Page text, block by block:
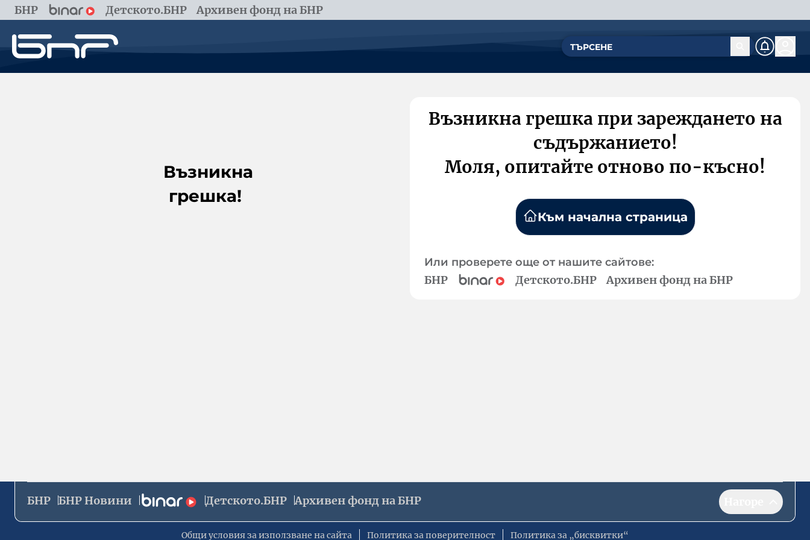
БНР Детското.БНР Архивен фонд на БНР
Възникна
грешка!
Възникна грешка при зареждането на
съдържанието!
Моля, опитайте отново по-късно!
Към начална страница
Или проверете още от нашите сайтове:
БНР Детското.БНР Архивен фонд на БНР
БНР БНР Новини Детското.БНР Архивен фонд на БНР
Общи условия за използване на сайта Политика за поверителност Политика за „бисквитки“